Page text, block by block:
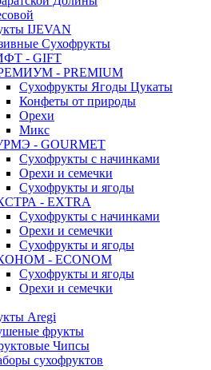
IJEVAN
Сухофрукты
- GIFT
- PREMIUM
Сухофрукты Ягоды Цукаты
Конфеты от природы
Орехи
Микс
- GOURMET
Сухофрукты с начинками
Орехи и семечки
Сухофрукты и ягоды
- EXTRA
Сухофрукты с начинками
Орехи и семечки
Сухофрукты и ягоды
- ECONOM
Сухофрукты и ягоды
Орехи и семечки
Aregi
фрукты
Чипсы
сухофруктов